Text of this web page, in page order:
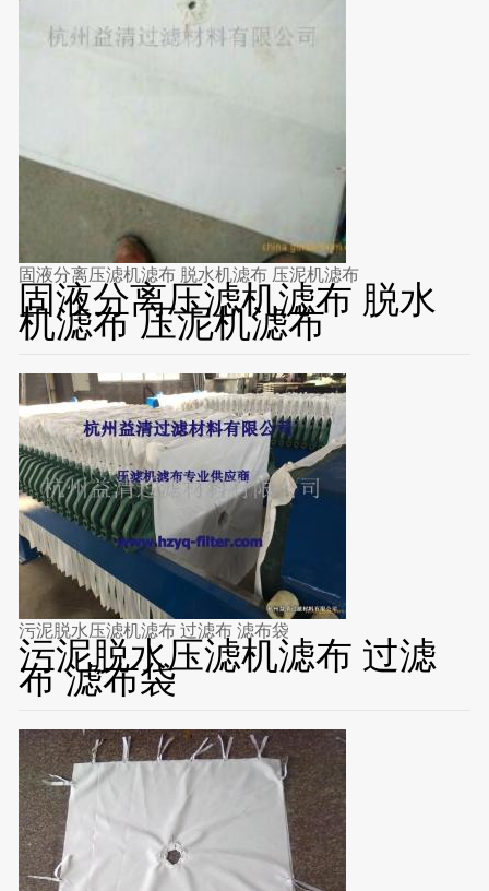
固液分离压滤机滤布 脱水机滤布 压泥机滤布
固液分离压滤机滤布 脱水
机滤布 压泥机滤布
污泥脱水压滤机滤布 过滤布 滤布袋
污泥脱水压滤机滤布 过滤
布 滤布袋